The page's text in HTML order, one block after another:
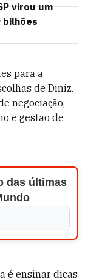
virou um
bilhões
para a
de Diniz.
negociação,
e gestão de
das últimas
é ensinar dicas